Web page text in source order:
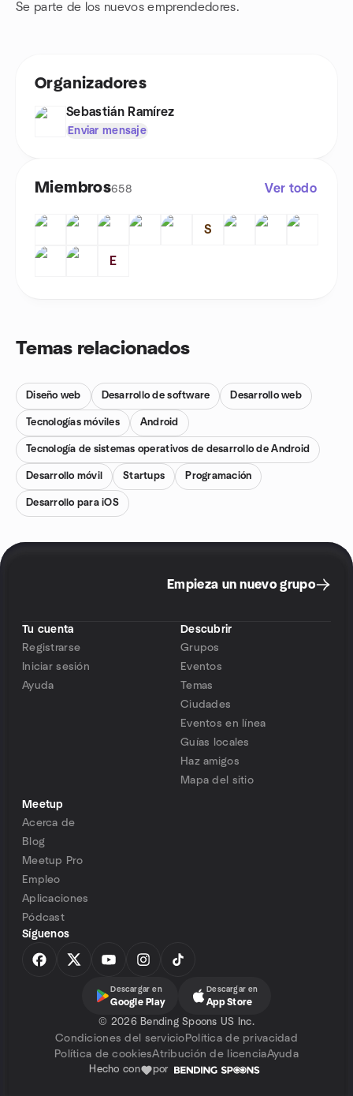
Se parte de los nuevos emprendedores.
Organizadores
Sebastián Ramírez
Enviar mensaje
Miembros658 Ver todo
S
E
Temas relacionados
Diseño web Desarrollo de software Desarrollo web
Tecnologías móviles Android
Tecnología de sistemas operativos de desarrollo de Android
Desarrollo móvil Startups Programación
Desarrollo para iOS
Empieza un nuevo grupo
Tu cuenta
Registrarse
Iniciar sesión
Ayuda
Descubrir
Grupos
Eventos
Temas
Ciudades
Eventos en línea
Guías locales
Haz amigos
Mapa del sitio
Meetup
Acerca de
Blog
Meetup Pro
Empleo
Aplicaciones
Pódcast
Síguenos
Descargar en
Google Play
Descargar en
App Store
© 2026 Bending Spoons US Inc.
Condiciones del servicio Política de privacidad
Política de cookiesAtribución de licenciaAyuda
Hecho con por